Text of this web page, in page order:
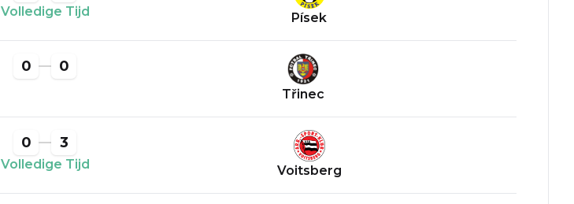
Volledige Tijd Písek
0 0
Třinec
0 3
Volledige Tijd Voitsberg